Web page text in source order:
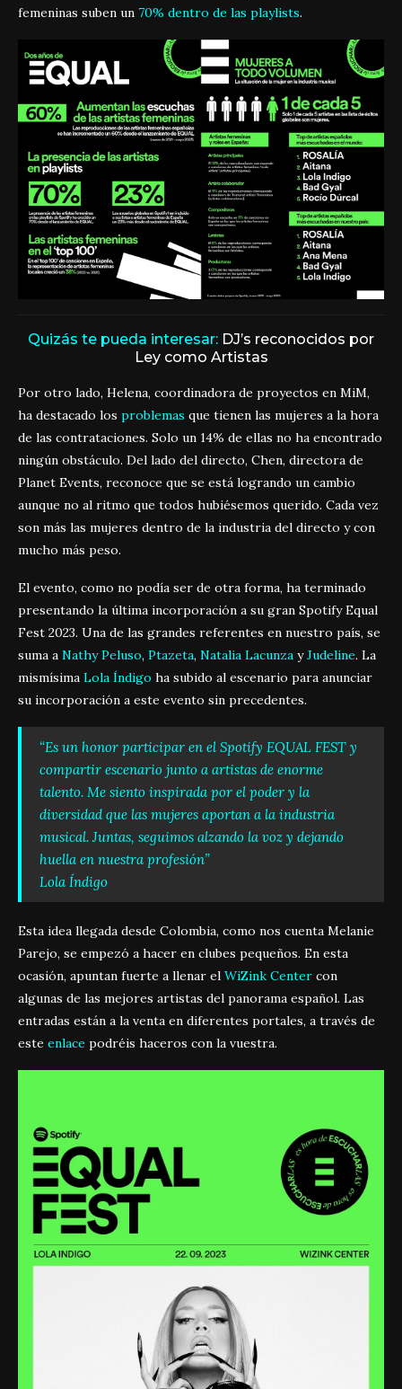
femeninas suben un 70% dentro de las playlists.
Quizás te pueda interesar: DJ’s reconocidos por
Ley como Artistas
Por otro lado, Helena, coordinadora de proyectos en MiM,
ha destacado los problemas que tienen las mujeres a la hora
de las contrataciones. Solo un 14% de ellas no ha encontrado
ningún obstáculo. Del lado del directo, Chen, directora de
Planet Events, reconoce que se está logrando un cambio
aunque no al ritmo que todos hubiésemos querido. Cada vez
son más las mujeres dentro de la industria del directo y con
mucho más peso.
El evento, como no podía ser de otra forma, ha terminado
presentando la última incorporación a su gran Spotify Equal
Fest 2023. Una de las grandes referentes en nuestro país, se
suma a Nathy Peluso, Ptazeta, Natalia Lacunza yJudeline. La
mismísima Lola Índigo ha subido al escenario para anunciar
su incorporación a este evento sin precedentes.
“Es un honor participar en el Spotify EQUAL FEST y
compartir escenario junto a artistas de enorme
talento. Me siento inspirada por el poder y la
diversidad que las mujeres aportan a la industria
musical. Juntas, seguimos alzando la voz y dejando
huella en nuestra profesión”
Lola Índigo
Esta idea llegada desde Colombia, como nos cuenta Melanie
Parejo, se empezó a hacer en clubes pequeños. En esta
ocasión, apuntan fuerte a llenar el WiZink Center con
algunas de las mejores artistas del panorama español. Las
entradas están a la venta en diferentes portales, a través de
este enlace podréis haceros con la vuestra.